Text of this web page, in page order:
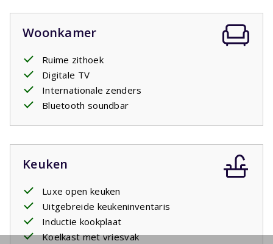
Woonkamer
Ruime zithoek
Digitale TV
Internationale zenders
Bluetooth soundbar
Keuken
Luxe open keuken
Uitgebreide keukeninventaris
Inductie kookplaat
Koelkast met vriesvak